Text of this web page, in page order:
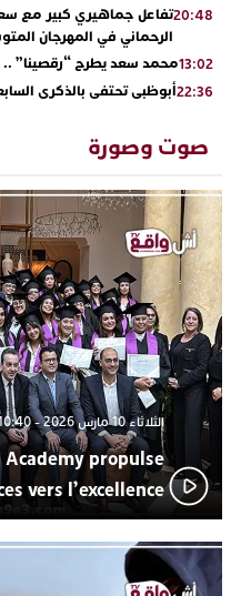
20:48تفاعل جماهيري كبير مع
الرحماني في المهرجان
13:02محمد سعد يطرح “رقصينا” ..
22:36أبوظبي تحتفي بالذكرى
13:30دنيا بوطازوت تواصل تألقها
“كوفرة فالغيس”
19:11يقظة أمنية تنهي كابوس
رهينتين من قبضة ذي سوابق
17:27اتحاد المقاولات الإعلامية
الإعلامي سعيد بلفقير في
صوت وصورة
الثلاثاء 10 مارس 2026 - 10:40
propulse
vers l’excellence